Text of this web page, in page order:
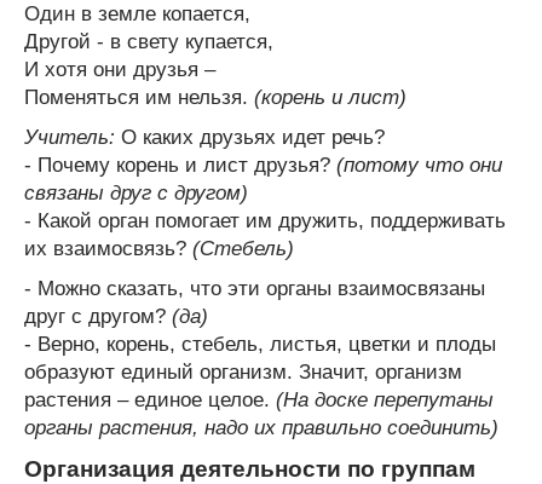
Один в земле копается,
Другой - в свету купается,
И хотя они друзья –
Поменяться им нельзя. (корень и лист)
Учитель: О каких друзьях идет речь?
- Почему корень и лист друзья? (потому что они
связаны друг с другом)
- Какой орган помогает им дружить, поддерживать
их взаимосвязь? (Стебель)
- Можно сказать, что эти органы взаимосвязаны
друг с другом? (да)
- Верно, корень, стебель, листья, цветки и плоды
образуют единый организм. Значит, организм
растения – единое целое. (На доске перепутаны
органы растения, надо их правильно соединить)
Организация деятельности по группам